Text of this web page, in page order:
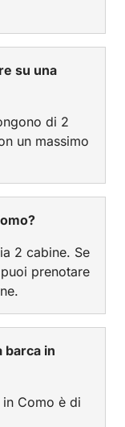
su una
di 2
un massimo
2 cabine. Se
prenotare
barca in
Como è di